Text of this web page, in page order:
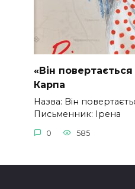
«Він
Карпа
Назва: Він
Письменник: Ірена
0 585